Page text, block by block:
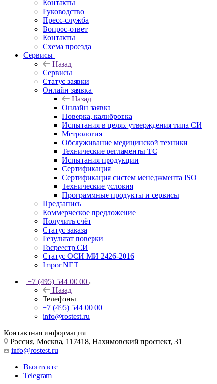
Контакты
Руководство
Пресс-служба
Вопрос-ответ
Контакты
Схема проезда
Сервисы
Назад
Сервисы
Статус заявки
Онлайн заявка
Назад
Онлайн заявка
Поверка, калибровка
Испытания в целях утверждения типа СИ
Метрология
Обслуживание медицинской техники
Технические регламенты ТС
Испытания продукции
Сертификация
Сертификация систем менеджмента ISO
Технические условия
Программные продукты и сервисы
Предзапись
Коммерческое предложение
Получить счёт
Статус заказа
Результат поверки
Госреестр СИ
Статус ОСИ МИ 2426-2016
ImportNET
+7 (495) 544 00 00
Назад
Телефоны
+7 (495) 544 00 00
info@rostest.ru
Контактная информация
Россия, Москва, 117418, Нахимовский проспект, 31
info@rostest.ru
Вконтакте
Telegram